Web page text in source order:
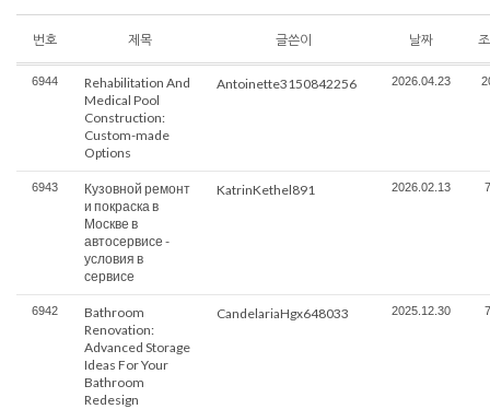
번호 제목 글쓴이 날짜
6944
Rehabilitation And
Medical Pool
Construction:
Custom-made
Options
Antoinette3150842256 2026.04.23
6943
Кузовной ремонт
и покраска в
Москве в
автосервисе -
условия в
сервисе
KatrinKethel891 2026.02.13
6942
Bathroom
Renovation:
Advanced Storage
Ideas For Your
Bathroom
Redesign
CandelariaHgx648033 2025.12.30